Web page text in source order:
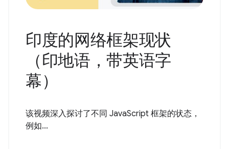
印度的网络框架现状
（印地语，带英语字
幕）
该视频深入探讨了不同 JavaScript 框架的状态，
例如...